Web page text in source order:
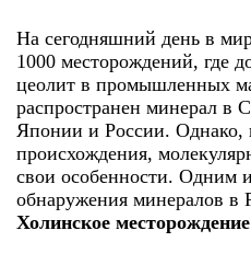
На сегодняшний день в
1000 месторождений, где
цеолит в промышленных
распространен минерал
Японии и России. Однако,
происхождения,
свои особенности. Одним
обнаружения минералов в
Холинское